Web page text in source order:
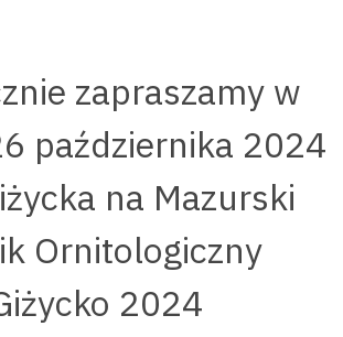
zapraszamy w
października 2024
na Mazurski
Ornitologiczny
2024